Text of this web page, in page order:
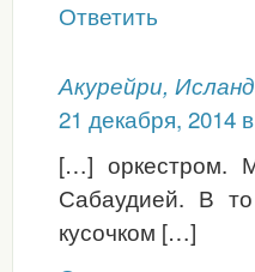
Ответить
Акурейри,
21 декабря, 2014
[…] оркестром.
Сабаудией. В
кусочком […]